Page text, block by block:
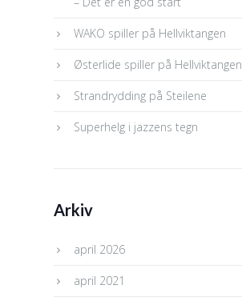
WAKO spiller på Hellviktangen
Østerlide spiller på Hellviktangen
Strandrydding på Steilene
Superhelg i jazzens tegn
Arkiv
april 2026
april 2021